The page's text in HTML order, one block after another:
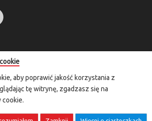
kartą płatniczą i e-przelewem przeprowadzane
przelewy24.pl lub paypal
aby poprawić jakość korzystania z
tę witrynę, zgadzasz się na
cookie.